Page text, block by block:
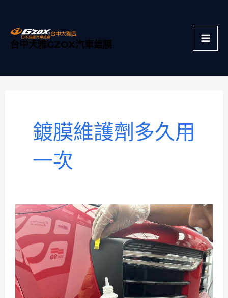
容
台中大雅GZOX汽車鍍膜
鍍膜維護劑多久用
一次